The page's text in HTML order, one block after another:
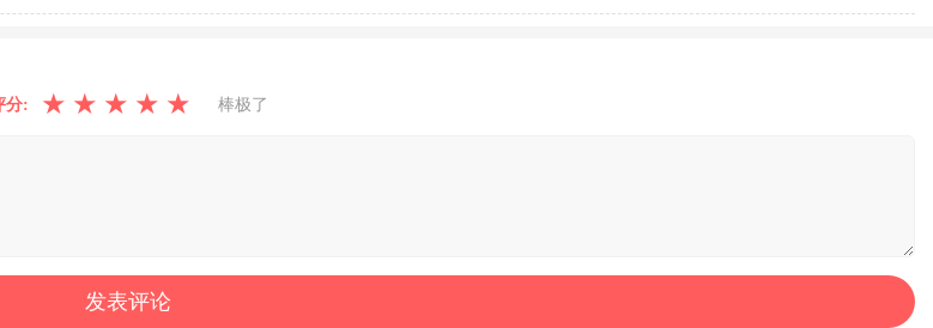
分: ★ ★ ★ ★ ★ 棒极了